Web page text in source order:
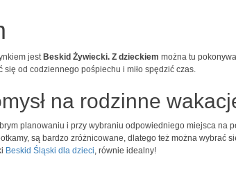
jest Beskid Żywiecki. Z dzieckiem można tu
się od codziennego pośpiechu i miło spędzić czas.
na rodzinne
planowaniu i przy wybraniu odpowiedniego miejsca na
są bardzo zróżnicowane, dlatego też można wybrać
Beskid Śląski dla dzieci, równie idealny!